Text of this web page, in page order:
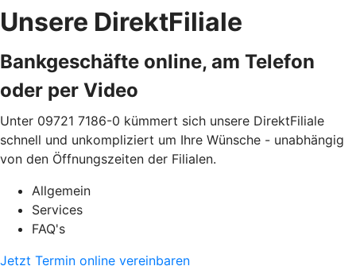
Unsere DirektFiliale
Bankgeschäfte online, am Telefon
oder per Video
Unter 09721 7186-0 kümmert sich unsere DirektFiliale
schnell und unkompliziert um Ihre Wünsche - unabhängig
von den Öffnungszeiten der Filialen.
Allgemein
Services
FAQ's
Jetzt Termin online vereinbaren